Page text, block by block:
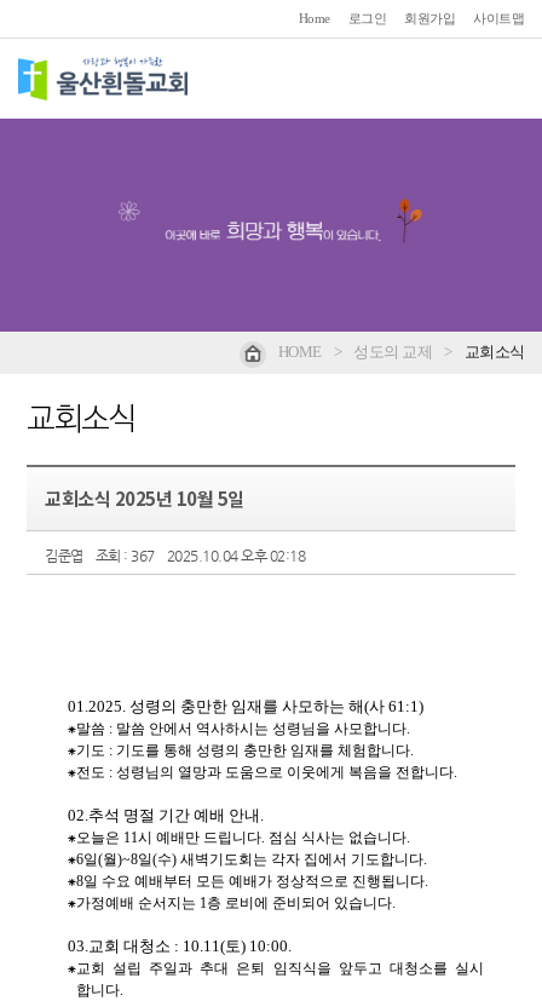
Home 로그인 회원가입 사이트맵
HOME > 성도의 교제 > 교회소식
교회소식
교회소식 2025년 10월 5일
김준엽 조회 : 367 2025.10.04 오후 02:18
01.2025. 성령의 충만한 임재를 사모하는 해(사61:1)
⁕말씀 : 말씀 안에서 역사하시는 성령님을 사모합니다.
⁕기도 : 기도를 통해 성령의 충만한 임재를 체험합니다.
⁕전도 :성령님의 열망과 도움으로 이웃에게 복음을 전합니다.
02.추석 명절 기간 예배 안내 .
⁕오늘은 11시 예배만 드립니다. 점심 식사는 없습니다.
⁕6일(월)~8일(수)새벽기도회는 각자 집에서 기도합니다.
⁕8일 수요 예배부터 모든 예배가 정상적으로 진행됩니다.
⁕가정예배 순서지는 1층 로비에 준비되어 있습니다.
03.교회 대청소 : 10.11(토) 10:00.
⁕교회 설립 주일과 추대 은퇴 임직식을 앞두고 대청소를 실시
합니다.